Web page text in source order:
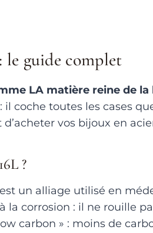
le guide complet
LA matière reine de
coche toutes les cases
vos bijoux en
?
est un alliage utilisé en
corrosion : il ne rouille
carbon » : moins de